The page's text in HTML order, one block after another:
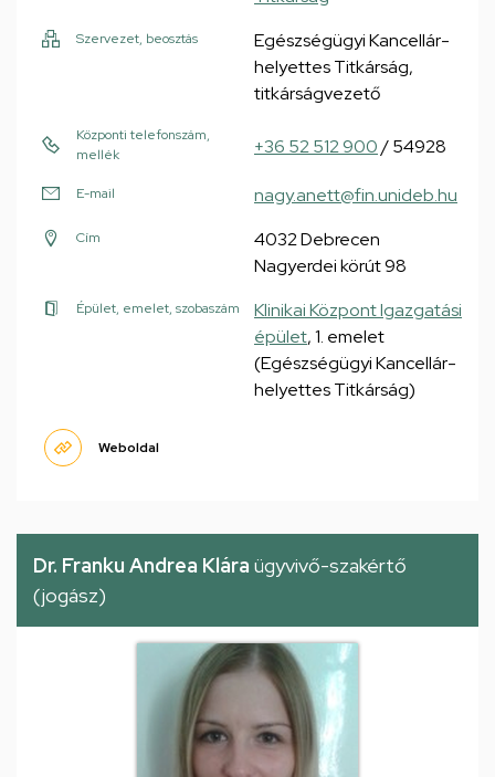
Szervezet, beosztás
Egészségügyi Kancellár-
helyettes Titkárság,
titkárságvezető
Központi telefonszám,
mellék
+36 52 512 900/ 54928
E-mail nagy.anett@fin.unideb.hu
Cím
4032 Debrecen
Nagyerdei körút 98
Épület, emelet, szobaszám
Klinikai Központ Igazgatási
épület, 1. emelet
(Egészségügyi Kancellár-
helyettes Titkárság)
Weboldal
Dr. Franku Andrea Klára ügyvivő-szakértő
(jogász)